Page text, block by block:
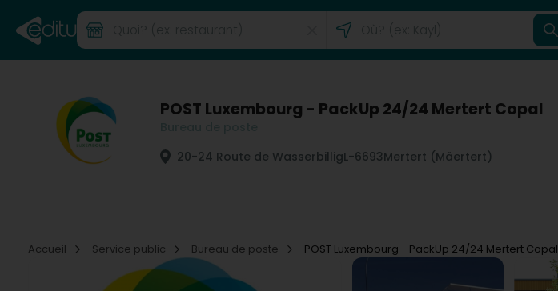
POST Luxembourg - PackUp 24/24 Mertert Copal
20-24 Route de WasserbilligL-6693Mertert (Mäertert)
Accueil Service public Bureau de poste POST Luxembourg - PackUp 24/24 Mertert Copal